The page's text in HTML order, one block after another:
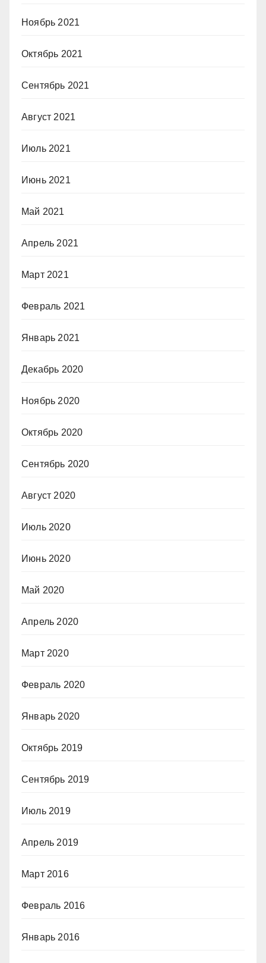
Ноябрь 2021
Октябрь 2021
Сентябрь 2021
Август 2021
Июль 2021
Июнь 2021
Май 2021
Апрель 2021
Март 2021
Февраль 2021
Январь 2021
Декабрь 2020
Ноябрь 2020
Октябрь 2020
Сентябрь 2020
Август 2020
Июль 2020
Июнь 2020
Май 2020
Апрель 2020
Март 2020
Февраль 2020
Январь 2020
Октябрь 2019
Сентябрь 2019
Июль 2019
Апрель 2019
Март 2016
Февраль 2016
Январь 2016